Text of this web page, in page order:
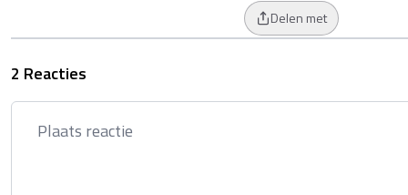
Delen met
2 Reacties